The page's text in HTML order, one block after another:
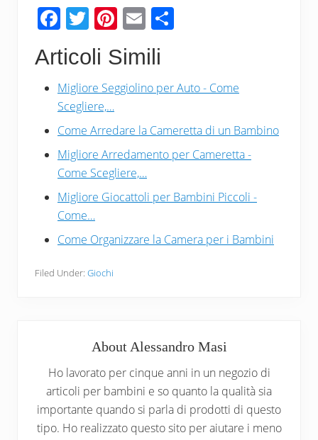
F
ac
e
b
o
o
k
T
wi
tt
er
Pi
nt
er
e
E
m
ail
di
di
Articoli Simili
Migliore Seggiolino per Auto - Come
Scegliere,…
Come Arredare la Cameretta di un Bambino
Migliore Arredamento per Cameretta -
Come Scegliere,…
Migliore Giocattoli per Bambini Piccoli -
Come…
Come Organizzare la Camera per i Bambini
Filed Under: Giochi
About Alessandro Masi
Ho lavorato per cinque anni in un negozio di
articoli per bambini e so quanto la qualità sia
importante quando si parla di prodotti di questo
tipo. Ho realizzato questo sito per aiutare i meno